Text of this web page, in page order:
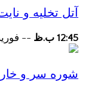
آتل تخلیه و
12:45 ب.ظ -- فوریه 6,
شوره سر و